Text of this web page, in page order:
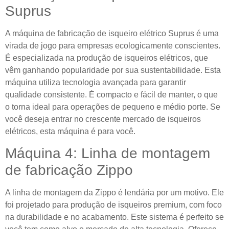
Suprus
A máquina de fabricação de isqueiro elétrico Suprus é uma
virada de jogo para empresas ecologicamente conscientes.
É especializada na produção de isqueiros elétricos, que
vêm ganhando popularidade por sua sustentabilidade. Esta
máquina utiliza tecnologia avançada para garantir
qualidade consistente. É compacto e fácil de manter, o que
o torna ideal para operações de pequeno e médio porte. Se
você deseja entrar no crescente mercado de isqueiros
elétricos, esta máquina é para você.
Máquina 4: Linha de montagem
de fabricação Zippo
A linha de montagem da Zippo é lendária por um motivo. Ele
foi projetado para produção de isqueiros premium, com foco
na durabilidade e no acabamento. Este sistema é perfeito se